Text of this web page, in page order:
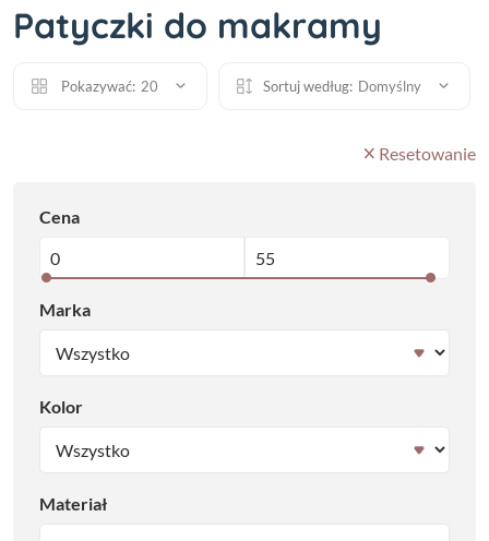
Patyczki do makramy
Pokazywać: 20 Sortuj według: Domyślny
Resetowanie
Cena
Marka
Kolor
Materiał